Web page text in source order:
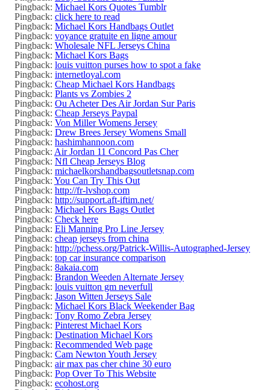
Pingback: Michael Kors Quotes Tumblr
Pingback: click here to read
Pingback: Michael Kors Handbags Outlet
Pingback: voyance gratuite en ligne amour
Pingback: Wholesale NFL Jerseys China
Pingback: Michael Kors Bags
Pingback: louis vuitton purses how to spot a fake
Pingback: internetloyal.com
Pingback: Cheap Michael Kors Handbags
Pingback: Plants vs Zombies 2
Pingback: Ou Acheter Des Air Jordan Sur Paris
Pingback: Cheap Jerseys Paypal
Pingback: Von Miller Womens Jersey
Pingback: Drew Brees Jersey Womens Small
Pingback: hashimhannoon.com
Pingback: Air Jordan 11 Concord Pas Cher
Pingback: Nfl Cheap Jerseys Blog
Pingback: michaelkorshandbagsoutletsnap.com
Pingback: You Can Try This Out
Pingback: http://fr-lvshop.com
Pingback: http://support.aft-iftim.net/
Pingback: Michael Kors Bags Outlet
Pingback: Check here
Pingback: Eli Manning Pro Line Jersey
Pingback: cheap jerseys from china
Pingback: http://pchess.org/Patrick-Willis-Autographed-Jersey
Pingback: top car insurance comparison
Pingback: 8akaia.com
Pingback: Brandon Weeden Alternate Jersey
Pingback: louis vuitton gm neverfull
Pingback: Jason Witten Jerseys Sale
Pingback: Michael Kors Black Weekender Bag
Pingback: Tony Romo Zebra Jersey
Pingback: Pinterest Michael Kors
Pingback: Destination Michael Kors
Pingback: Recommended Web page
Pingback: Cam Newton Youth Jersey
Pingback: air max pas cher chine 30 euro
Pingback: Pop Over To This Website
Pingback: ecohost.org